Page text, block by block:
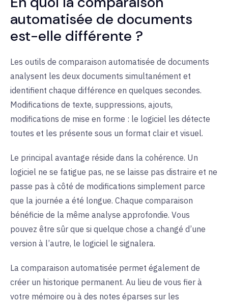
automatisée de documents
est-elle différente ?
Les outils de comparaison automatisée de documents
analysent les deux documents simultanément et
identifient chaque différence en quelques secondes.
Modifications de texte, suppressions, ajouts,
modifications de mise en forme : le logiciel les détecte
toutes et les présente sous un format clair et visuel.
Le principal avantage réside dans la cohérence. Un
logiciel ne se fatigue pas, ne se laisse pas distraire et ne
passe pas à côté de modifications simplement parce
que la journée a été longue. Chaque comparaison
bénéficie de la même analyse approfondie. Vous
pouvez être sûr que si quelque chose a changé d’une
version à l’autre, le logiciel le signalera.
La comparaison automatisée permet également de
créer un historique permanent. Au lieu de vous fier à
votre mémoire ou à des notes éparses sur les